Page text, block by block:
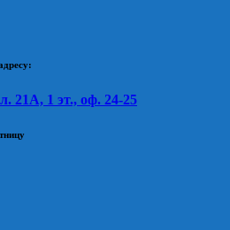
21А, 1 эт., оф. 24-25